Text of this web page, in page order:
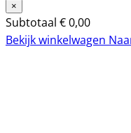
×
Subtotaal €0,00
Bekijk winkelwagen